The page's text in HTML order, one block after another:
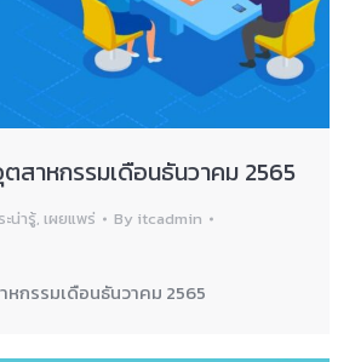
สาหกรรมเดือนธันวาคม 2565
ะน่ารู้, เผยแพร่ By itcadmin
กรรมเดือนธันวาคม 2565